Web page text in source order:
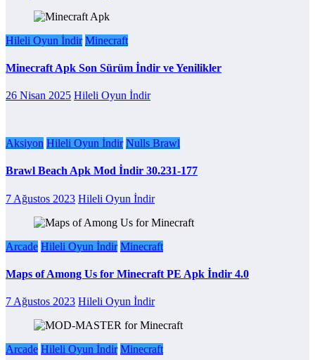
Hileli Oyun İndir Minecraft
Minecraft Apk Son Sürüm İndir ve Yenilikler
26 Nisan 2025 Hileli Oyun İndir
Aksiyon Hileli Oyun İndir Nulls Brawl
Brawl Beach Apk Mod İndir 30.231-177
7 Ağustos 2023 Hileli Oyun İndir
Arcade Hileli Oyun İndir Minecraft
Maps of Among Us for Minecraft PE Apk İndir 4.0
7 Ağustos 2023 Hileli Oyun İndir
Arcade Hileli Oyun İndir Minecraft